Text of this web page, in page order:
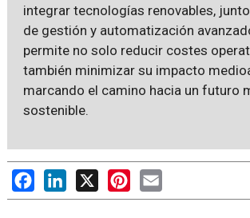
integrar tecnologías renovables,
de gestión y automatización
permite no solo reducir costes
también minimizar su impacto
marcando el camino hacia un futuro
sostenible.
FacebookLinkedIn
X PinterestEmail